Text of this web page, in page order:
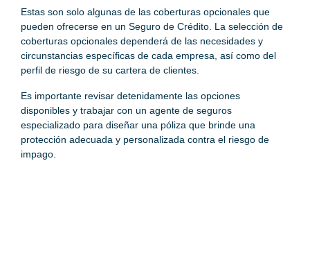
Estas son solo algunas de las coberturas opcionales que
pueden ofrecerse en un Seguro de Crédito. La selección de
coberturas opcionales dependerá de las necesidades y
circunstancias específicas de cada empresa, así como del
perfil de riesgo de su cartera de clientes.
Es importante revisar detenidamente las opciones
disponibles y trabajar con un agente de seguros
especializado para diseñar una póliza que brinde una
protección adecuada y personalizada contra el riesgo de
impago.